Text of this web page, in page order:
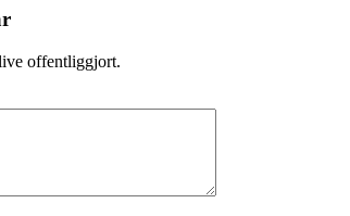
offentliggjort.